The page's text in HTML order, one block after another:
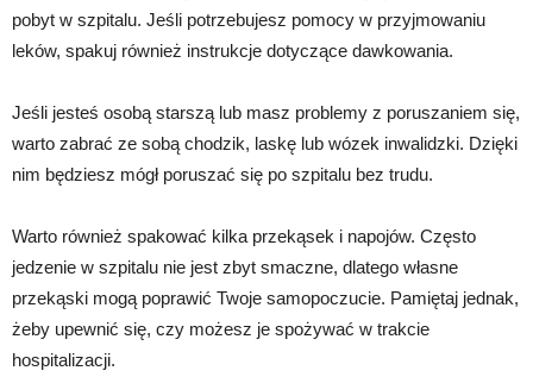
pobyt w szpitalu. Jeśli potrzebujesz pomocy w przyjmowaniu
leków, spakuj również instrukcje dotyczące dawkowania.
Jeśli jesteś osobą starszą lub masz problemy z poruszaniem się,
warto zabrać ze sobą chodzik, laskę lub wózek inwalidzki. Dzięki
nim będziesz mógł poruszać się po szpitalu bez trudu.
Warto również spakować kilka przekąsek i napojów. Często
jedzenie w szpitalu nie jest zbyt smaczne, dlatego własne
przekąski mogą poprawić Twoje samopoczucie. Pamiętaj jednak,
żeby upewnić się, czy możesz je spożywać w trakcie
hospitalizacji.